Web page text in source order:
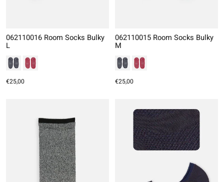
062110016 Room Socks Bulky
L
€25,00
062110015 Room Socks Bulky
M
€25,00